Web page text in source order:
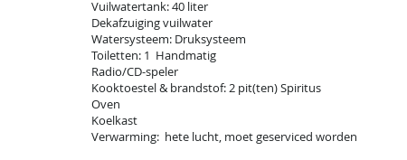
Vuilwatertank: 40 liter
Dekafzuiging vuilwater
Watersysteem: Druksysteem
Toiletten: 1 Handmatig
Radio/CD-speler
Kooktoestel & brandstof: 2 pit(ten) Spiritus
Oven
Koelkast
Verwarming: hete lucht, moet geserviced worden